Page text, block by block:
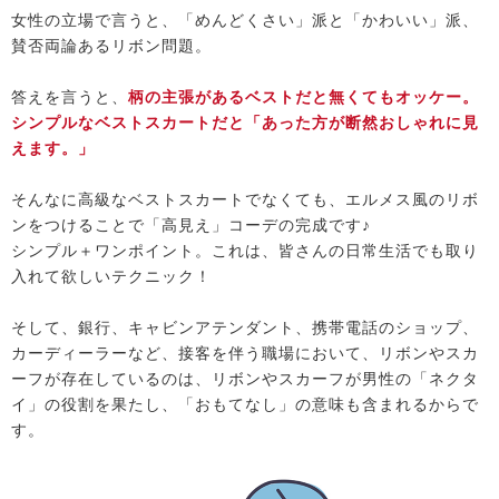
女性の立場で言うと、「めんどくさい」派と「かわいい」派、
賛否両論あるリボン問題。
答えを言うと、 柄の主張があるベストだと無くてもオッケー。
シンプルなベストスカートだと「あった方が断然おしゃれに見
えます。」
そんなに高級なベストスカートでなくても、エルメス風のリボ
ンをつけることで「高見え」コーデの完成です♪
シンプル＋ワンポイント。これは、皆さんの日常生活でも取り
入れて欲しいテクニック！
そして、銀行、キャビンアテンダント、携帯電話のショップ、
カーディーラーなど、接客を伴う職場において、リボンやスカ
ーフが存在しているのは、リボンやスカーフが男性の「ネクタ
イ」の役割を果たし、「おもてなし」の意味も含まれるからで
す。